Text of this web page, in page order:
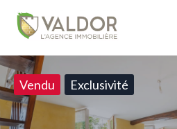
Vendu Exclusivité